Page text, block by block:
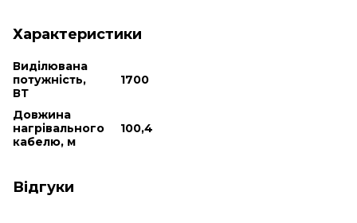
Характеристики
Виділювана
потужність,
ВТ
1700
Довжина
нагрівального
кабелю, м
100,4
Відгуки